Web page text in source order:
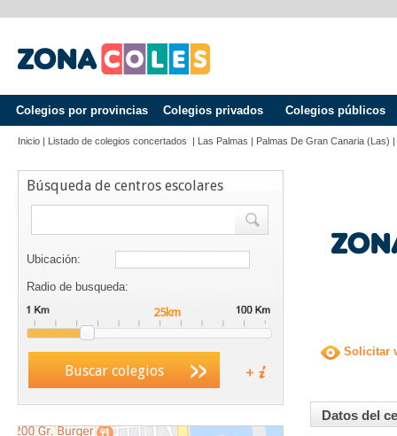
Colegios por provincias Colegios privados Colegios públicos
Inicio | Listado de colegios concertados | Las Palmas | Palmas De Gran Canaria (las) |
Búsqueda de centros escolares
Ubicación:
Radio de busqueda:
Buscar colegios
Solicitar
Datos del